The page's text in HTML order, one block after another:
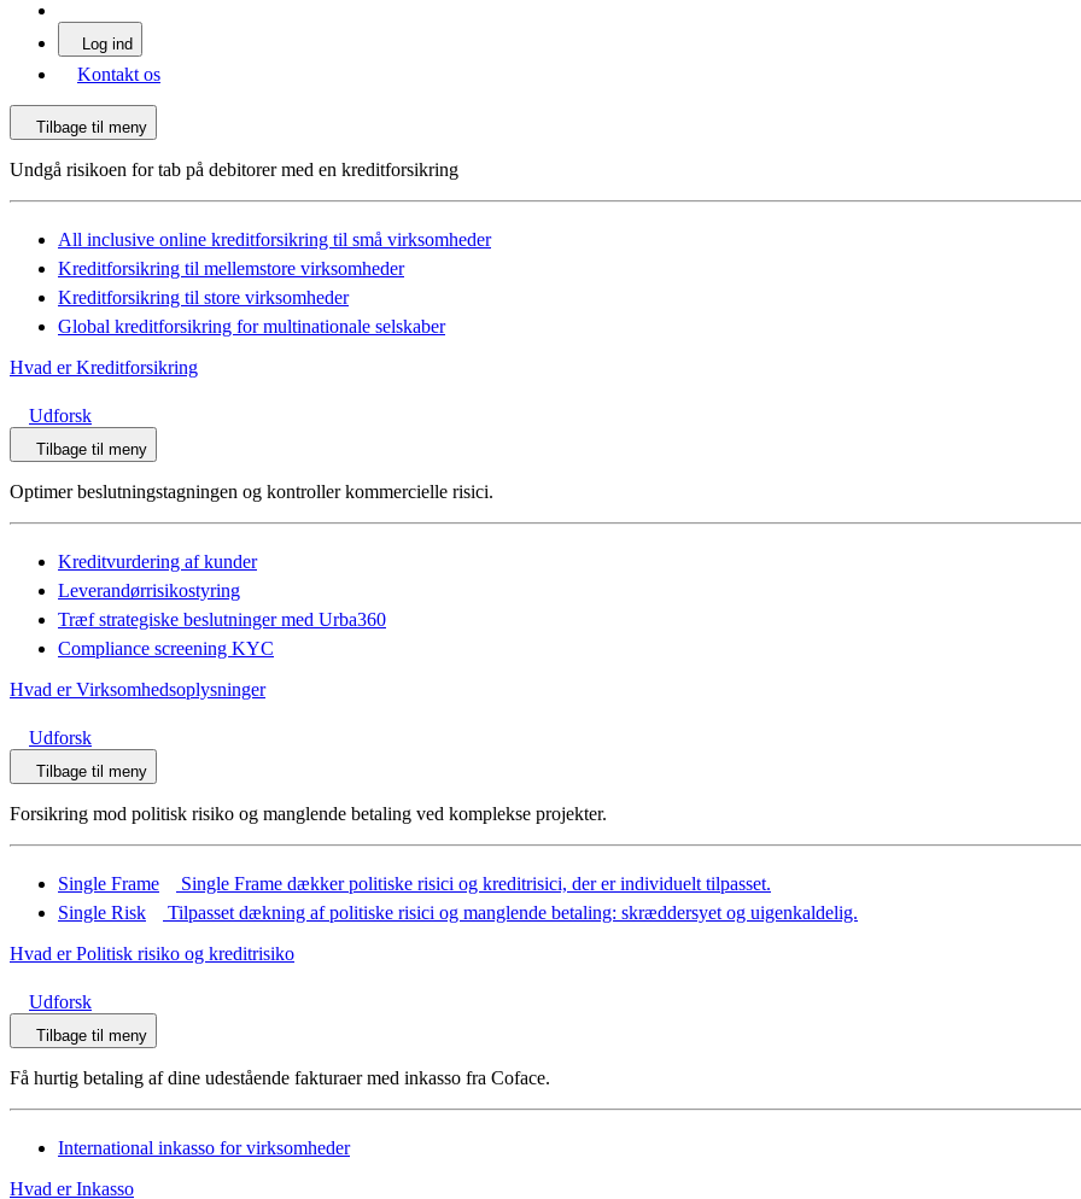
Log ind
Kontakt os
Tilbage til meny
Undgå risikoen for tab på debitorer med en kreditforsikring
All inclusive online kreditforsikring til små virksomheder
Kreditforsikring til mellemstore virksomheder
Kreditforsikring til store virksomheder
Global kreditforsikring for multinationale selskaber
Hvad er Kreditforsikring
Udforsk
Tilbage til meny
Optimer beslutningstagningen og kontroller kommercielle risici.
Kreditvurdering af kunder
Leverandørrisikostyring
Træf strategiske beslutninger med Urba360
Compliance screening KYC
Hvad er Virksomhedsoplysninger
Udforsk
Tilbage til meny
Forsikring mod politisk risiko og manglende betaling ved komplekse projekter.
Single Frame
Single Frame dækker politiske risici og kreditrisici, der er individuelt tilpasset.
Single Risk
Tilpasset dækning af politiske risici og manglende betaling: skræddersyet og uigenkaldelig.
Hvad er Politisk risiko og kreditrisiko
Udforsk
Tilbage til meny
Få hurtig betaling af dine udestående fakturaer med inkasso fra Coface.
International inkasso for virksomheder
Hvad er Inkasso